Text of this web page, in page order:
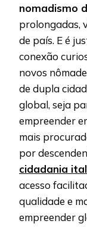
nomadismo
prolongadas,
de país. E é
conexão
novos
de dupla
global, seja
empreender
mais
por
cidadania
acesso
qualidade e
empreender